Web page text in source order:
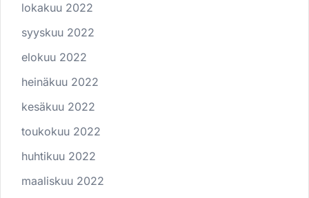
lokakuu 2022
syyskuu 2022
elokuu 2022
heinäkuu 2022
kesäkuu 2022
toukokuu 2022
huhtikuu 2022
maaliskuu 2022